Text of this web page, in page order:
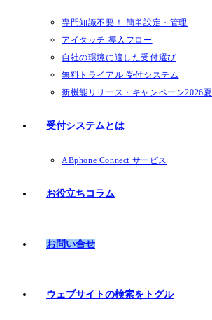
専門知識不要！ 簡単設定・管理
アイタッチ 導入フロー
自社の環境に適した受付選び
無料トライアル 受付システム
新機能リリース・キャンペーン2026夏
受付システムとは
ABphone Connect サービス
お役立ちコラム
お問い合せ
ウェブサイトの検索をトグル